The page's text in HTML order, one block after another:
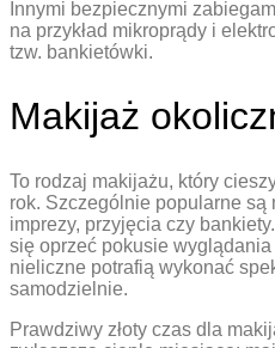
Innymi bezpiecznymi
na przykład mikroprądy i
tzw. bankietówki.
Makijaż
To rodzaj makijażu, który
rok. Szczególnie popularne
imprezy, przyjęcia czy
się oprzeć pokusie wyglądania
nieliczne potrafią wykonać
samodzielnie.
Prawdziwy złoty czas dla